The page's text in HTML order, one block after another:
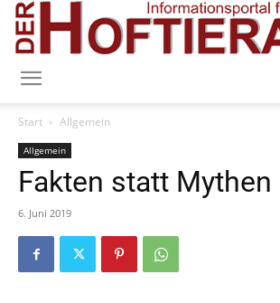
Start Allgemein
Allgemein
Fakten statt Mythen
6. Juni 2019